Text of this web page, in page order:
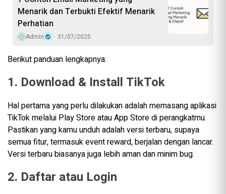
Menarik dan Terbukti Efektif Menarik
Perhatian
Admin 31/07/2025
Berikut panduan lengkapnya:
1. Download & Install TikTok
Hal pertama yang perlu dilakukan adalah memasang aplikasi
TikTok melalui Play Store atau App Store di perangkatmu.
Pastikan yang kamu unduh adalah versi terbaru, supaya
semua fitur, termasuk event reward, berjalan dengan lancar.
Versi terbaru biasanya juga lebih aman dan minim bug.
2. Daftar atau Login